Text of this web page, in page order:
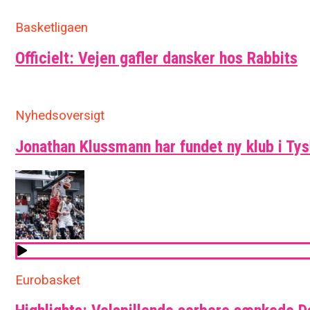
Basketligaen
Officielt: Vejen gafler dansker hos Rabbits
Nyhedsoversigt
Jonathan Klussmann har fundet ny klub i
Eurobasket